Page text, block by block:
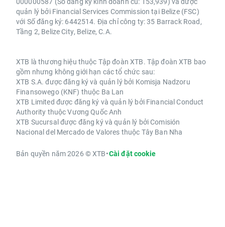
quản lý bởi Financial Services Commission tại Belize (FSC)
với Số đăng ký: 6442514. Địa chỉ công ty: 35 Barrack Road,
Tầng 2, Belize City, Belize, C.A.
XTB là thương hiệu thuộc Tập đoàn XTB. Tập đoàn XTB bao
gồm nhưng không giới hạn các tổ chức sau:
XTB S.A. được đăng ký và quản lý bởi Komisja Nadzoru
Finansowego (KNF) thuộc Ba Lan
XTB Limited được đăng ký và quản lý bởi Financial Conduct
Authority thuộc Vương Quốc Anh
XTB Sucursal được đăng ký và quản lý bởi Comisión
Nacional del Mercado de Valores thuộc Tây Ban Nha
Bản quyền năm 2026 © XTB•Cài đặt cookie